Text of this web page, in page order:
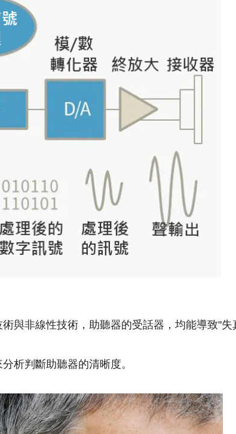
與非線性技術，助聽器的受話器，均能導致"失
析判斷助聽器的清晰度。